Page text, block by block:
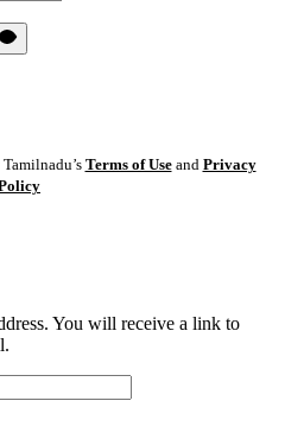
Terms of Useand Privacy
You will receive a link to